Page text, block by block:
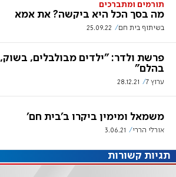
תורמים ומתברכים
מה בסך הכל היא ביקשה? את אמא
בשיתוף בית חם 25.09.22
פרשת ולדר: "ילדים מבולבלים, בשוק,
בהלם"
ערוץ 7 28.12.21
משמאל ומימין ביקרו ב'בית חם'
אורלי הררי 3.06.21
תגיות קשורות